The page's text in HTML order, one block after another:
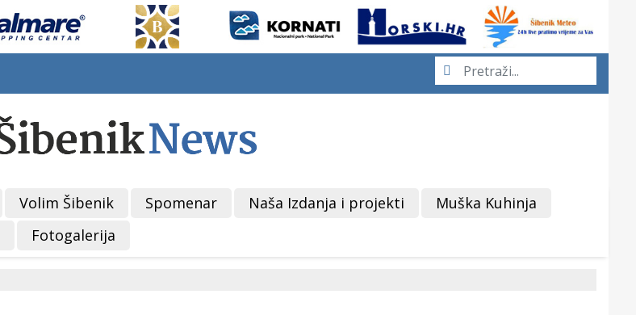
Volim Šibenik Spomenar Naša Izdanja i projekti
Muška Kuhinja
Fotogalerija